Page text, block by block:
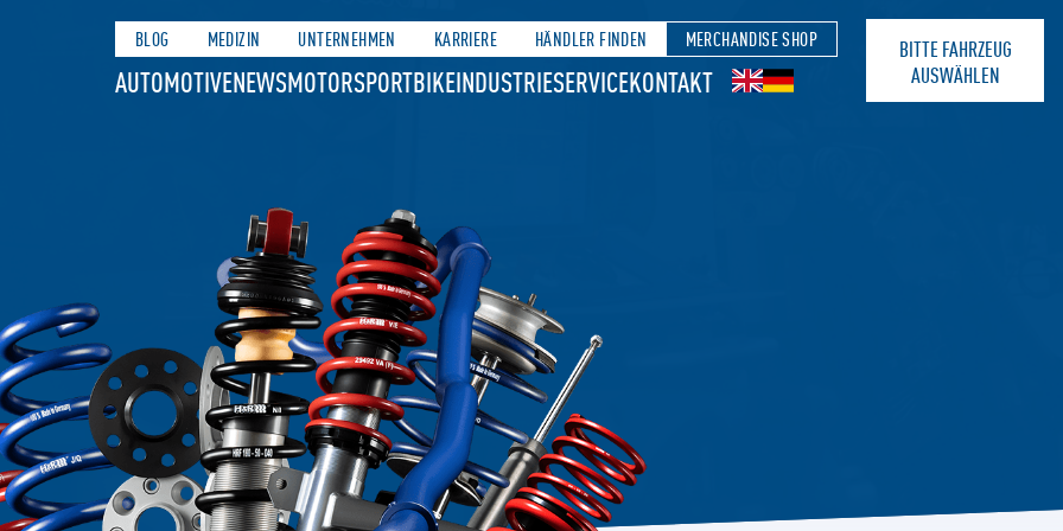
BLOG MEDIZIN UNTERNEHMEN KARRIERE HÄNDLER FINDEN MERCHANDISE SHOP
AUTOMOTIVENEWSMOTORSPORTBIKEINDUSTRIESERVICEKONTAKT
BITTE FAHRZEUG
AUSWÄHLEN